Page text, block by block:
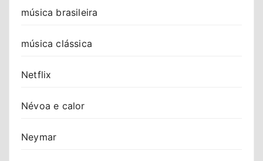
música brasileira
música clássica
Netflix
Névoa e calor
Neymar